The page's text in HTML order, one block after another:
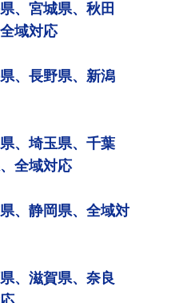
、宮城県、秋田
域対応
、長野県、新潟
、埼玉県、千葉
全域対応
、静岡県、全域対
、滋賀県、奈良